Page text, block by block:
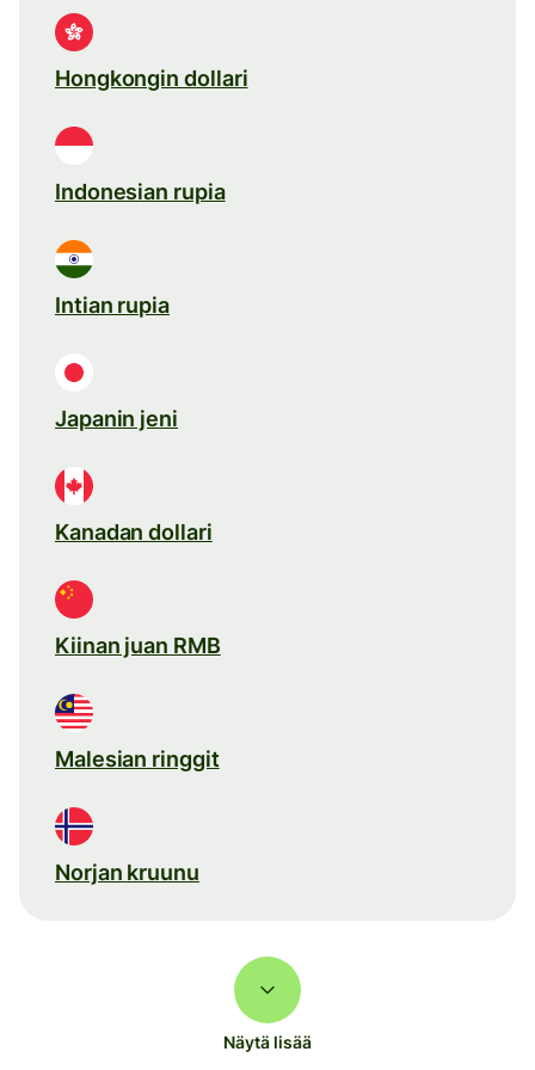
Hongkongin dollari
Indonesian rupia
Intian rupia
Japanin jeni
Kanadan dollari
Kiinan juan RMB
Malesian ringgit
Norjan kruunu
Näytä lisää